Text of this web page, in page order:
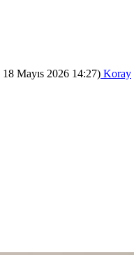
18 Mayıs 2026 14:27) Koray